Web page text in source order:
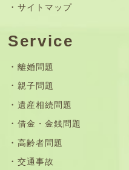
サイトマップ
Service
離婚問題
親子問題
遺産相続問題
借金・金銭問題
高齢者問題
交通事故